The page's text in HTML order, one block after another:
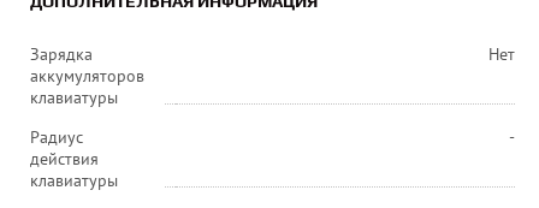
Зарядка
аккумуляторов
клавиатуры
Нет
Радиус
действия
клавиатуры
-